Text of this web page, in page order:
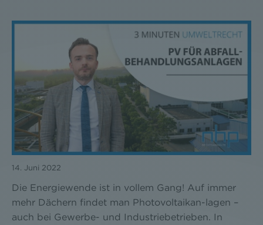
14. Juni 2022
Die Energiewende ist in vollem Gang! Auf immer
mehr Dächern findet man Photovoltaikan-lagen –
auch bei Gewerbe- und Industriebetrieben. In